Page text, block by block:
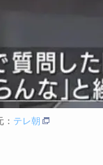
： テレ朝